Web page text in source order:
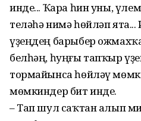
инде... Ҡара һин уны,
теләһә нимә һөйләп ята...
үҙеңдең барыбер
белһәң, һуңғы тапҡыр
тормайынса һөйләү
мөмкиндер бит инде.
– Тап шул саҡтан алып